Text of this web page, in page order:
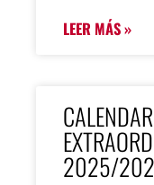
LEER MÁS »
2025/